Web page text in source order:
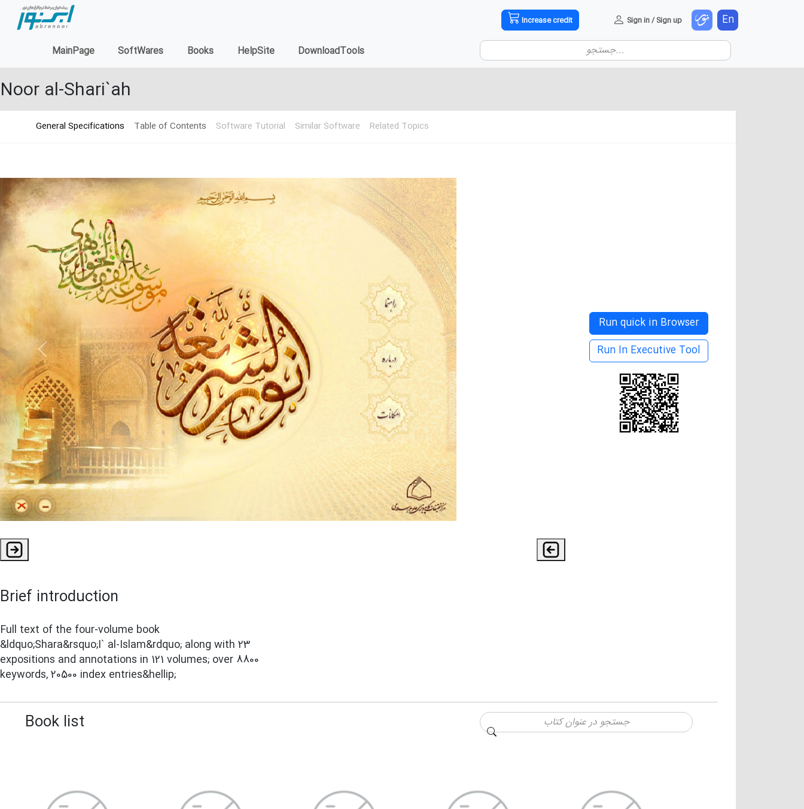
Increase credit Sign in / Sign up En
MainPage SoftWares Books HelpSite DownloadTools
Noor al-Shari`ah
General Specifications Table of Contents Software Tutorial Similar Software Related Topics
Run quick in Browser
Run In Executive Tool
Brief introduction
Full text of the four-volume book
&ldquo;Shara&rsquo;I` al-Islam&rdquo; along with 23
expositions and annotations in 121 volumes; over 8800
keywords, 20500 index entries&hellip;
Book list